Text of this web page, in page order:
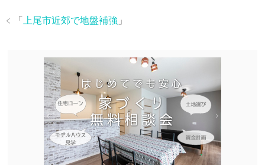
「 上尾市近郊で地盤補強 」